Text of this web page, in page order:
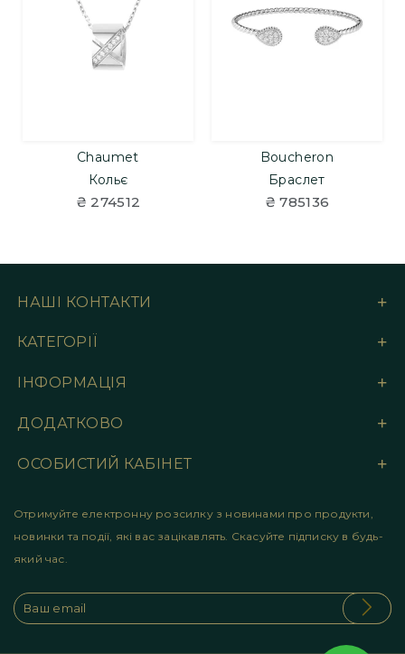
Chaumet
Кольє
₴ 274512
Boucheron
Браслет
₴ 785136
НАШІ КОНТАКТИ
КАТЕГОРІЇ
ІНФОРМАЦІЯ
ДОДАТКОВО
ОСОБИСТИЙ КАБІНЕТ
Отримуйте електронну розсилку з новинами про продукти,
новинки та події, які вас зацікавлять. Скасуйте підписку в будь-
який час.